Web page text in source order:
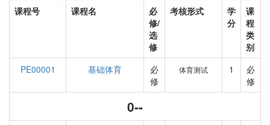
课程号 课程名
必
修/
选
修
考核形式
学
分
课
程
类
别
PE00001
基础体育
必
修
体育测试 1
必
修
0--